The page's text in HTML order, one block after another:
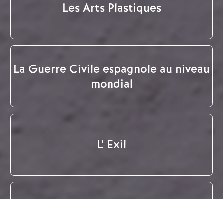
Les Arts Plastiques
La Guerre Civile espagnole au niveau
mondial
L' Exil